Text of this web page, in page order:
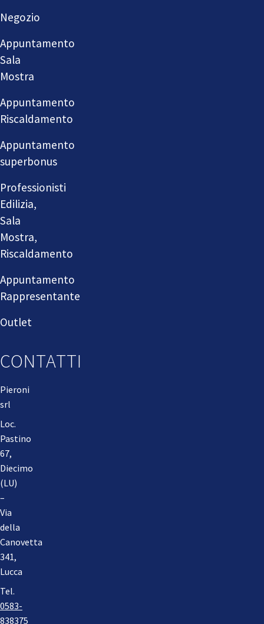
Negozio
Appuntamento
Sala
Mostra
Appuntamento
Riscaldamento
Appuntamento
superbonus
Professionisti
Edilizia,
Sala
Mostra,
Riscaldamento
Appuntamento
Rappresentante
Outlet
CONTATTI
Pieroni
srl
Loc.
Pastino
67,
Diecimo
(LU)
–
Via
della
Canovetta
341,
Lucca
Tel.
0583-
838375